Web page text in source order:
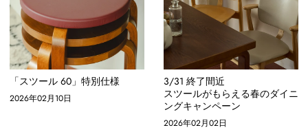
「スツール 60」特別仕様
2026年02月10日
3/31 終了間近
スツールがもらえる春のダイニ
ングキャンペーン
2026年02月02日